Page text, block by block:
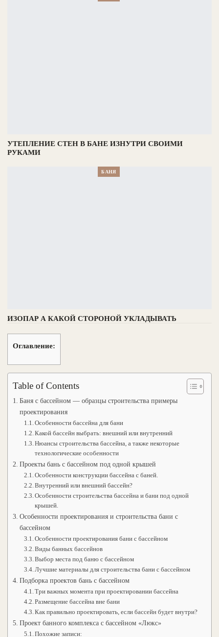
УТЕПЛЕНИЕ СТЕН В БАНЕ ИЗНУТРИ СВОИМИ
РУКАМИ
БАНЯ
ИЗОПАР А КАКОЙ СТОРОНОЙ УКЛАДЫВАТЬ
Оглавление:
Table of Contents
Баня с бассейном — образцы строительства примеры
проектирования
Особенности бассейна для бани
Какой бассейн выбрать: внешний или внутренний
Нюансы строительства бассейна, а также некоторые
технологические особенности
Проекты бань с бассейном под одной крышей
Особенности конструкции бассейна с баней.
Внутренний или внешний бассейн?
Особенности строительства бассейна и бани под одной
крышей.
Особенности проектирования и строительства бани с
бассейном
Особенности проектирования бани с бассейном
Виды банных бассейнов
Выбор места под баню с бассейном
Лучшие материалы для строительства бани с бассейном
Подборка проектов бань с бассейном
Три важных момента при проектировании бассейна
Размещение бассейна вне бани
Как правильно проектировать, если бассейн будет внутри?
Проект банного комплекса с бассейном «Люкс»
Похожие записи: